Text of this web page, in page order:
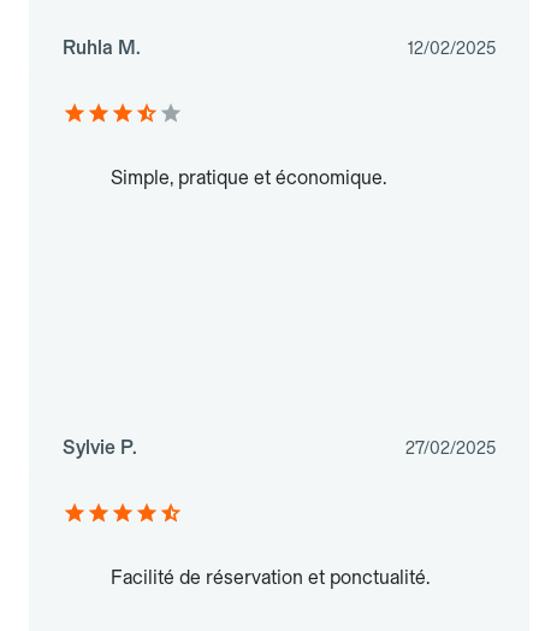
Ruhla M. 12/02/2025
Simple, pratique et économique.
Sylvie P. 27/02/2025
Facilité de réservation et ponctualité.